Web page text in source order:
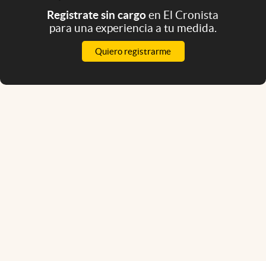
Registrate sin cargoen El Cronista
para una experiencia a tu medida.
Quiero registrarme